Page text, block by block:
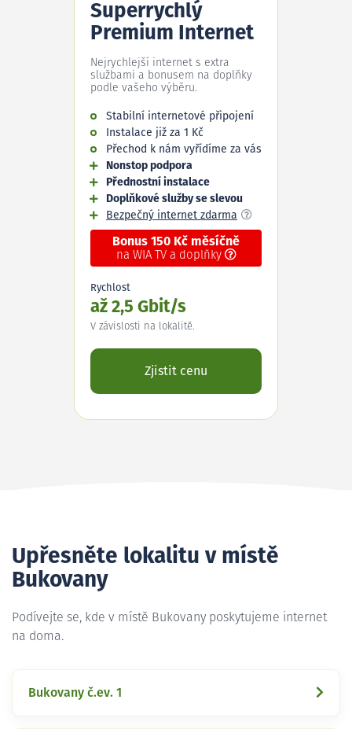
Superrychlý
Premium Internet
Nejrychlejší internet s extra
službami a bonusem na doplňky
podle vašeho výběru.
Stabilní internetové připojení
Instalace již za 1 Kč
Přechod k nám vyřídíme za vás
Nonstop podpora
Přednostní instalace
Doplňkové služby se slevou
Bezpečný internet zdarma
Bonus 150 Kč měsíčně
na WIA TV a doplňky
Rychlost
až 2,5 Gbit/s
V závislosti na lokalitě.
Zjistit cenu
Upřesněte lokalitu v místě
Bukovany
Podívejte se, kde v místě Bukovany poskytujeme internet
na doma.
Bukovany č.ev. 1